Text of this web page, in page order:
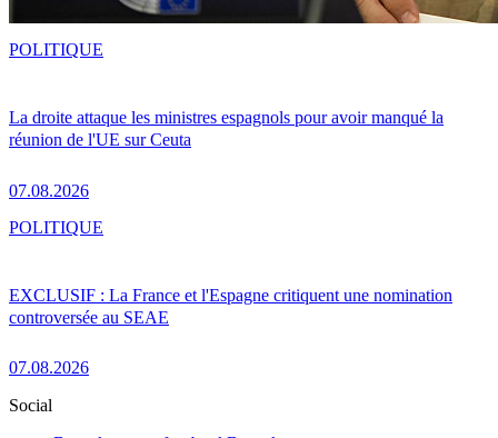
La droite attaque les ministres espagnols pour avoir manqué la
réunion de l'UE sur Ceuta
07.08.2026
POLITIQUE
EXCLUSIF : La France et l'Espagne critiquent une nomination
controversée au SEAE
07.08.2026
POLITIQUE
Social